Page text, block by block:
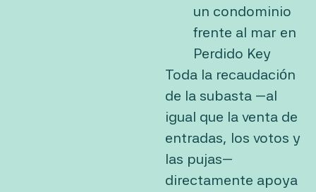
un condominio
frente al mar en
Perdido Key
Toda la recaudación
de la subasta —al
igual que la venta de
entradas, los votos y
las pujas—
directamente apoya